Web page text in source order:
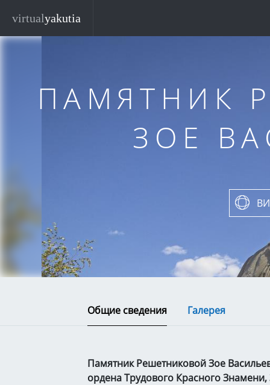
virtualyakutia
ПАМЯТНИК
ЗОЕ
Общие сведения Галерея
Памятник Решетниковой Зое
ордена Трудового Красного Знамени,